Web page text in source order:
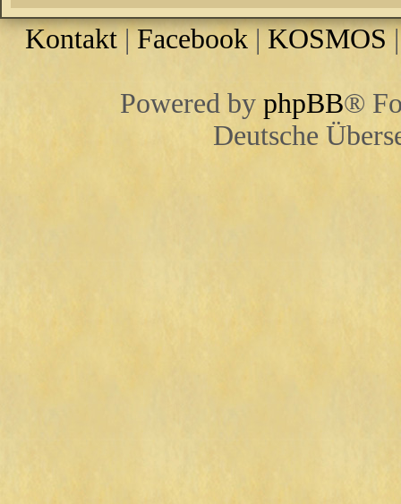
Kontakt |Facebook | KOSMOS
Powered by phpBB®
Deutsche